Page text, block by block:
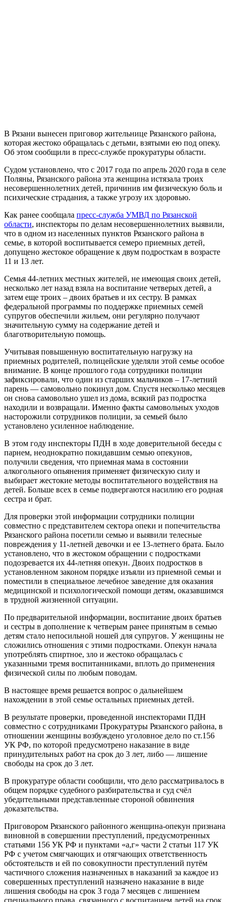
В Рязани вынесен приговор жительнице Рязанского района,
которая жестоко обращалась с детьми, взятыми ею под опеку.
Об этом сообщили в пресс-службе прокуратуры области.
Судом установлено, что с 2017 года по апрель 2020 года в селе
Поляны, Рязанского района эта женщина истязала троих
несовершеннолетних детей, причинив им физическую боль и
психические страдания, а также угрозу их здоровью.
Как ранее сообщала пресс-служба УМВД по Рязанской
области, инспекторы по делам несовершеннолетних выявили,
что в одном из населенных пунктов Рязанского района в
семье, в которой воспитывается семеро приемных детей,
допущено жестокое обращение к двум подросткам в возрасте
11 и 13 лет.
Семья 44-летних местных жителей, не имеющая своих детей,
несколько лет назад взяла на воспитание четверых детей, а
затем еще троих – двоих братьев и их сестру. В рамках
федеральной программы по поддержке приемных семей
супругов обеспечили жильем, они регулярно получают
значительную сумму на содержание детей и
благотворительную помощь.
Учитывая повышенную воспитательную нагрузку на
приемных родителей, полицейские уделяли этой семье особое
внимание. В конце прошлого года сотрудники полиции
зафиксировали, что один из старших мальчиков – 17-летний
парень — самовольно покинул дом. Спустя несколько месяцев
он снова самовольно ушел из дома, всякий раз подростка
находили и возвращали. Именно факты самовольных уходов
насторожили сотрудников полиции, за семьей было
установлено усиленное наблюдение.
В этом году инспекторы ПДН в ходе доверительной беседы с
парнем, неоднократно покидавшим семью опекунов,
получили сведения, что приемная мама в состоянии
алкогольного опьянения применяет физическую силу и
выбирает жестокие методы воспитательного воздействия на
детей. Больше всех в семье подвергаются насилию его родная
сестра и брат.
Для проверки этой информации сотрудники полиции
совместно с представителем сектора опеки и попечительства
Рязанского района посетили семью и выявили телесные
повреждения у 11-летней девочки и ее 13-летнего брата. Было
установлено, что в жестоком обращении с подростками
подозревается их 44-летняя опекун. Двоих подростков в
установленном законом порядке изъяли из приемной семьи и
поместили в специальное лечебное заведение для оказания
медицинской и психологической помощи детям, оказавшимся
в трудной жизненной ситуации.
По предварительной информации, воспитание двоих братьев
и сестры в дополнение к четверым ранее принятым в семью
детям стало непосильной ношей для супругов. У женщины не
сложились отношения с этими подростками. Опекун начала
употреблять спиртное, зло и жестоко обращалась с
указанными тремя воспитанниками, вплоть до применения
физической силы по любым поводам.
В настоящее время решается вопрос о дальнейшем
нахождении в этой семье остальных приемных детей.
В результате проверки, проведенной инспекторами ПДН
совместно с сотрудниками Прокуратуры Рязанского района, в
отношении женщины возбуждено уголовное дело по ст.156
УК РФ, по которой предусмотрено наказание в виде
принудительных работ на срок до 3 лет, либо — лишение
свободы на срок до 3 лет.
В прокуратуре области сообщили, что дело рассматривалось в
общем порядке судебного разбирательства и суд счёл
убедительными представленные стороной обвинения
доказательства.
Приговором Рязанского районного женщина-опекун признана
виновной в совершении преступлений, предусмотренных
статьями 156 УК РФ и пунктами «а,г» части 2 статьи 117 УК
РФ с учетом смягчающих и отягчающих ответственность
обстоятельств и ей по совокупности преступлений путём
частичного сложения назначенных в наказаний за каждое из
совершенных преступлений назначено наказание в виде
лишения свободы на срок 3 года 7 месяцев с лишением
специального права, связанного с воспитанием детей на срок